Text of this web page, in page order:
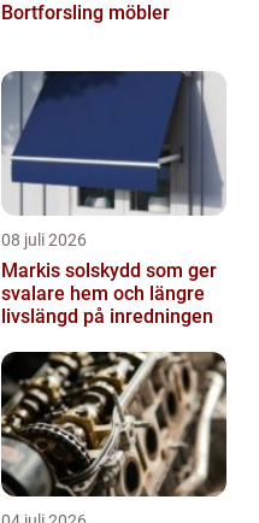
Bortforsling möbler
08 juli 2026
Markis solskydd som ger
svalare hem och längre
livslängd på inredningen